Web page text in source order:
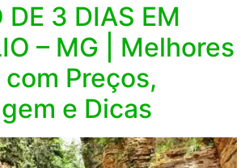
DE 3 DIAS EM
– MG | Melhores
Preços,
e Dicas